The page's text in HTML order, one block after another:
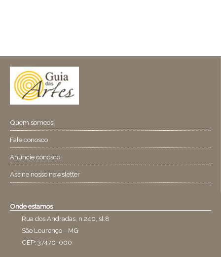
Quem someos
Fale conosco
Anuncie conosco
Assine nosso newsletter
Onde estamos
Rua dos Andradas, n.240, sl.8
São Lourenço - MG
CEP: 37470-000